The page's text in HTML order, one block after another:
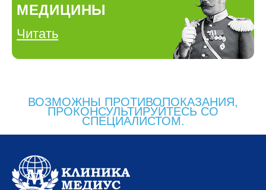
МЕДИЦИНЫ
Читать
ВОЗМОЖНЫ ПРОТИВОПОКАЗАНИЯ,
ПРОКОНСУЛЬТИРУЙТЕСЬ СО
СПЕЦИАЛИСТОМ.